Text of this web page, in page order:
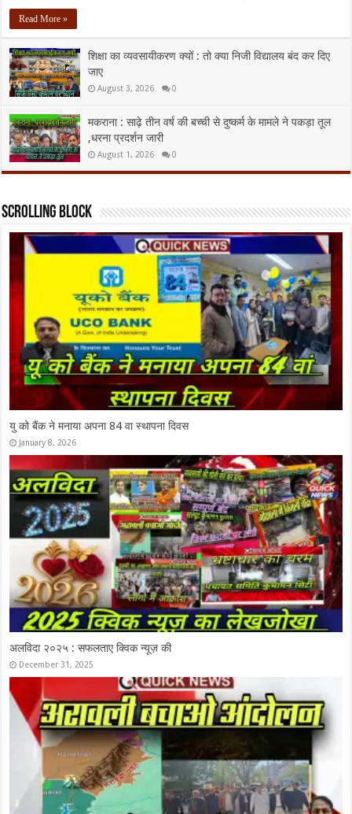
Read More »
शिक्षा का व्यवसायीकरण क्यों : तो क्या निजी विद्यालय बंद कर दिए
जाए
August 3, 2026 0
मकराना : साढ़े तीन वर्ष की बच्ची से दुष्कर्म के मामले ने पकड़ा तूल
,धरना प्रदर्शन जारी
August 1, 2026 0
Scrolling Block
धूम धाम से मनाया चाचा नेहरु का जन्मदिन
November 14, 2025
कुचामन प्रवेश द्वार हुआ और भी भव्यतम
November 6, 2025